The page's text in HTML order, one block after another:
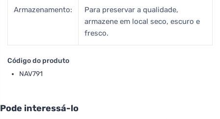
Armazenamento:
Para preservar a qualidade,
armazene em local seco, escuro e
fresco.
Código do produto
NAV791
Pode interessá-lo